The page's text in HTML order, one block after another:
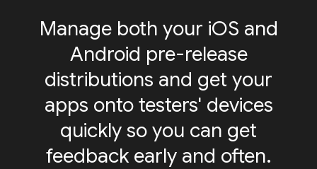
Manage both your iOS and
Android pre-release
distributions and get your
apps onto testers' devices
quickly so you can get
feedback early and often.